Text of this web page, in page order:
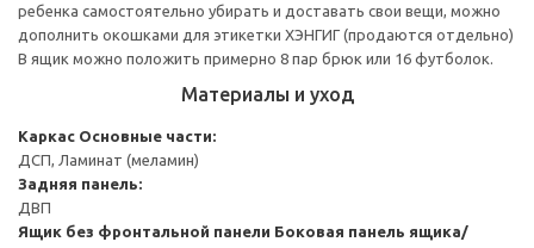
ребенка самостоятельно убирать и доставать свои вещи, можно
дополнить окошками для этикетки ХЭНГИГ (продаются отдельно)
В ящик можно положить примерно 8 пар брюк или 16 футболок.
Материалы и уход
Каркас Основные части:
ДСП, Ламинат (меламин)
Задняя панель:
ДВП
Ящик без фронтальной панели Боковая панель ящика/